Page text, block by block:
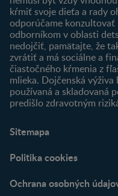
Nájsť produkt
kŕmiť svoje dieťa a rady
odporúčame
odborníkom v oblasti
nedojčiť, pamätajte, že
zvrátiť a má sociálne a
čiastočného kŕmenia z
mlieka. Dojčenská
používaná a skladovaná
predišlo zdravotným
Sitemapa
Politika cookies
Ochrana osobných